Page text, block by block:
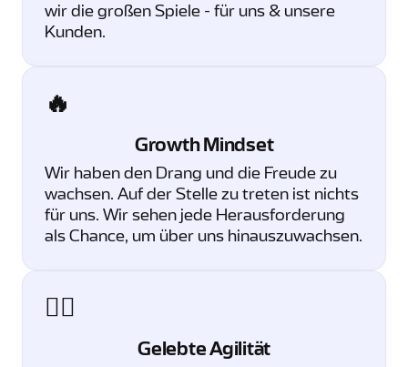
wir die großen Spiele - für uns & unsere
Kunden.
🔥
Growth Mindset
Wir haben den Drang und die Freude zu
wachsen. Auf der Stelle zu treten ist nichts
für uns. Wir sehen jede Herausforderung
als Chance, um über uns hinauszuwachsen.
🏄‍♂️
Gelebte Agilität